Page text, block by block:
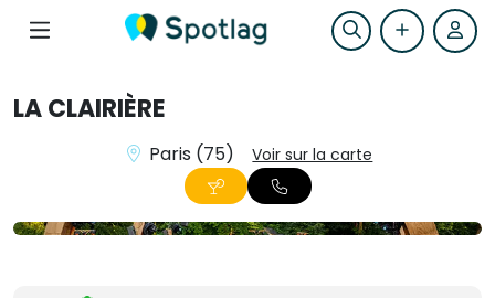
LA CLAIRIÈRE
Paris (75) Voir sur la carte